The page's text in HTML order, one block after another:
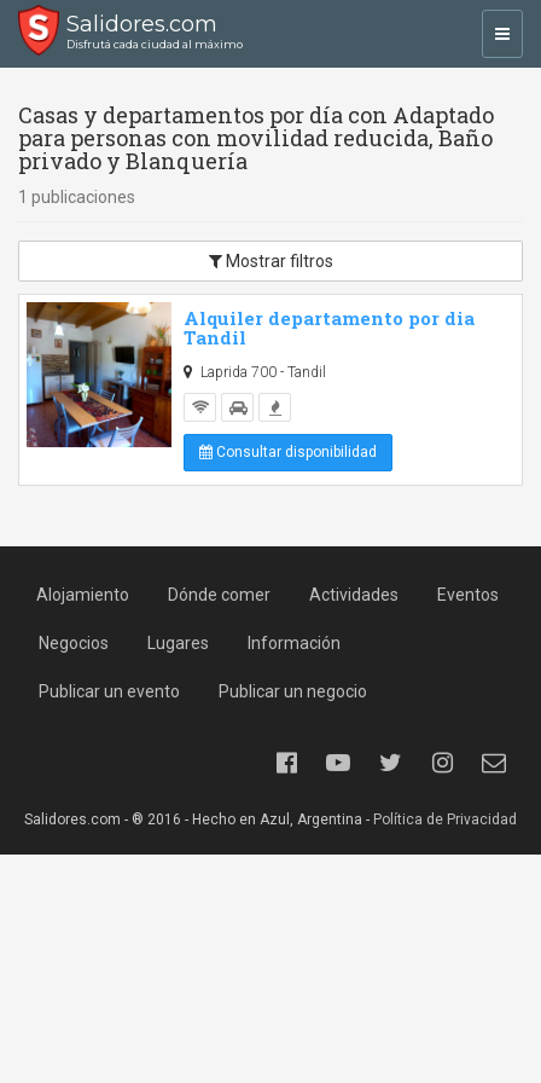
Salidores.com
Disfrutá cada ciudad al máximo
Casas y departamentos por día con Adaptado
para personas con movilidad reducida, Baño
privado y Blanquería
1 publicaciones
Mostrar filtros
Alquiler departamento por dia
Tandil
Laprida 700 - Tandil
Consultar disponibilidad
Alojamiento Dónde comer Actividades Eventos
Negocios Lugares Información
Publicar un evento Publicar un negocio
Salidores.com - ® 2016 - Hecho en Azul, Argentina - Política de Privacidad